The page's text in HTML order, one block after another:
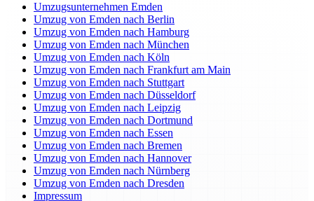
Umzugsunternehmen Emden
Umzug von Emden nach Berlin
Umzug von Emden nach Hamburg
Umzug von Emden nach München
Umzug von Emden nach Köln
Umzug von Emden nach Frankfurt am Main
Umzug von Emden nach Stuttgart
Umzug von Emden nach Düsseldorf
Umzug von Emden nach Leipzig
Umzug von Emden nach Dortmund
Umzug von Emden nach Essen
Umzug von Emden nach Bremen
Umzug von Emden nach Hannover
Umzug von Emden nach Nürnberg
Umzug von Emden nach Dresden
Impressum